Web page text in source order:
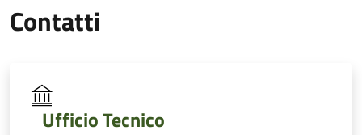
Contatti
Ufficio Tecnico